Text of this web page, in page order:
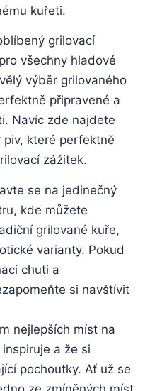
kuřeti.
⁢grilovací
všechny ⁣hladové
výběr grilovaného
připravené a
Navíc‌ zde najdete
které perfektně
zážitek.
‍se na jedinečný
kde můžete
grilované kuře,
varianty. ‍Pokud⁣
chuti ‌a
si navštívit
nejlepších míst na⁣
a že si
pochoutky. Ať ‌už se